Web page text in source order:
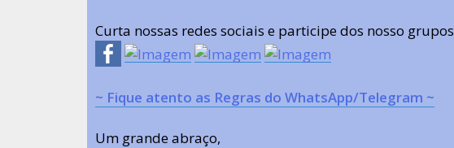
Curta nossas redes sociais e participe dos nosso grupos
~ Fique atento as Regras do WhatsApp/Telegram ~
Um grande abraço,